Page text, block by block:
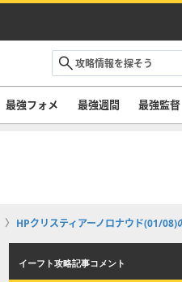
最強フォメ 最強週間 最強監督
HPクリスティアーノロナウド(01/08)
イーフト攻略記事コメント